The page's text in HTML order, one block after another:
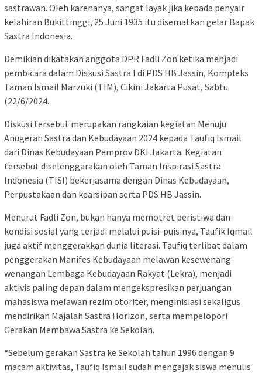
sastrawan. Oleh karenanya, sangat layak jika kepada penyair
kelahiran Bukittinggi, 25 Juni 1935 itu disematkan gelar Bapak
Sastra Indonesia.
Demikian dikatakan anggota DPR Fadli Zon ketika menjadi
pembicara dalam Diskusi Sastra I di PDS HB Jassin, Kompleks
Taman Ismail Marzuki (TIM), Cikini Jakarta Pusat, Sabtu
(22/6/2024.
Diskusi tersebut merupakan rangkaian kegiatan Menuju
Anugerah Sastra dan Kebudayaan 2024 kepada Taufiq Ismail
dari Dinas Kebudayaan Pemprov DKI Jakarta. Kegiatan
tersebut diselenggarakan oleh Taman Inspirasi Sastra
Indonesia (TISI) bekerjasama dengan Dinas Kebudayaan,
Perpustakaan dan kearsipan serta PDS HB Jassin.
Menurut Fadli Zon, bukan hanya memotret peristiwa dan
kondisi sosial yang terjadi melalui puisi-puisinya, Taufik Iqmail
juga aktif menggerakkan dunia literasi. Taufiq terlibat dalam
penggerakan Manifes Kebudayaan melawan kesewenang-
wenangan Lembaga Kebudayaan Rakyat (Lekra), menjadi
aktivis paling depan dalam mengekspresikan perjuangan
mahasiswa melawan rezim otoriter, menginisiasi sekaligus
mendirikan Majalah Sastra Horizon, serta mempelopori
Gerakan Membawa Sastra ke Sekolah.
“Sebelum gerakan Sastra ke Sekolah tahun 1996 dengan 9
macam aktivitas, Taufiq Ismail sudah mengajak siswa menulis